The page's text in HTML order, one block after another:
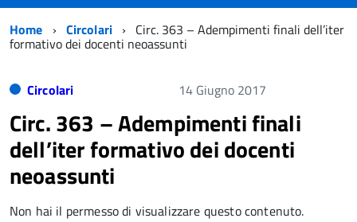
Home Circolari Circ. 363 – Adempimenti finali dell’iter
formativo dei docenti neoassunti
Circolari 14 Giugno 2017
Circ. 363 – Adempimenti finali
dell’iter formativo dei docenti
neoassunti
Non hai il permesso di visualizzare questo contenuto.